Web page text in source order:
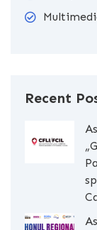
Recent